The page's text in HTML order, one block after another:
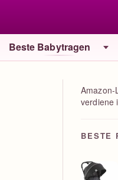
Beste Babytragen
Amazon-
verdiene
BESTE